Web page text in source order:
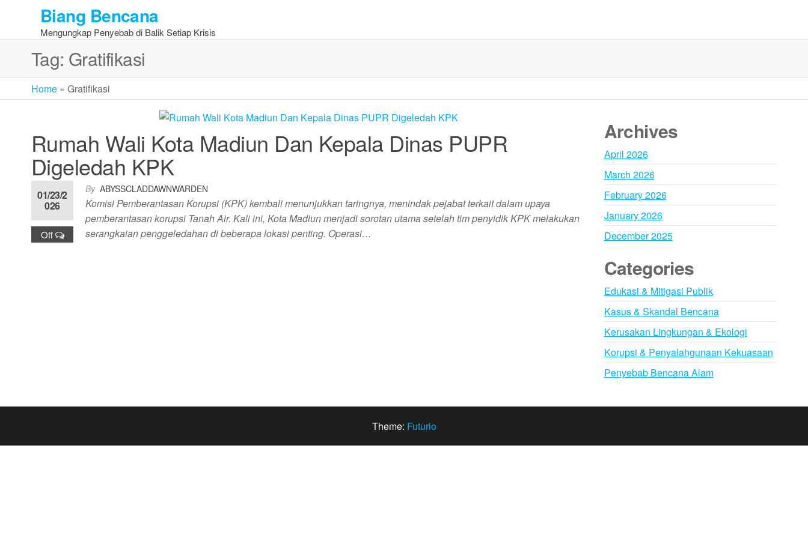
the
Biang Bencana
Mengungkap Penyebab di Balik Setiap Krisis
Tag: Gratifikasi
Home » Gratifikasi
Rumah Wali Kota Madiun Dan Kepala Dinas PUPR
Digeledah KPK
By ABYSSCLADDAWNWARDEN
01/23/2
026
Off
Komisi Pemberantasan Korupsi (KPK) kembali menunjukkan taringnya, menindak pejabat terkait dalam upaya
pemberantasan korupsi Tanah Air. Kali ini, Kota Madiun menjadi sorotan utama setelah tim penyidik KPK melakukan
serangkaian penggeledahan di beberapa lokasi penting. ​Operasi…
Archives
April 2026
March 2026
February 2026
January 2026
December 2025
Categories
Edukasi & Mitigasi Publik
Kasus & Skandal Bencana
Kerusakan Lingkungan & Ekologi
Korupsi & Penyalahgunaan Kekuasaan
Penyebab Bencana Alam
Theme: Futurio